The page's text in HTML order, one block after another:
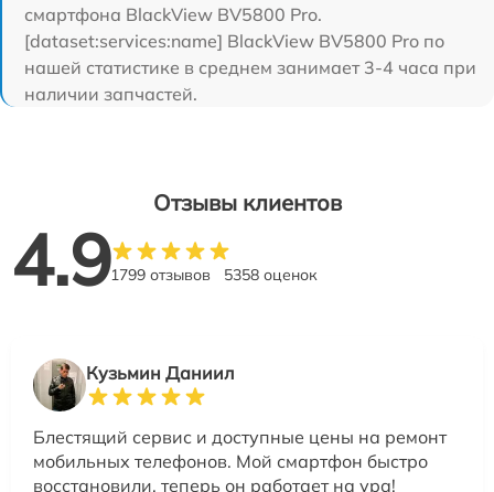
смартфона BlackView BV5800 Pro.
[dataset:services:name] BlackView BV5800 Pro по
нашей статистике в среднем занимает 3-4 часа при
наличии запчастей.
Отзывы клиентов
4.91799 отзывов 5358 оценок
Кузьмин Даниил
Блестящий сервис и доступные цены на ремонт
мобильных телефонов. Мой смартфон быстро
восстановили, теперь он работает на ура!